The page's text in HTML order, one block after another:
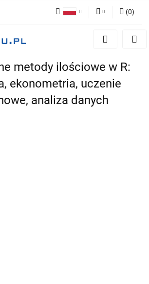
Zaloguj się
Dodaj zgłoszenie
Zgody cookies
(0)
metody ilościowe w R:
ekonometria, uczenie
analiza danych